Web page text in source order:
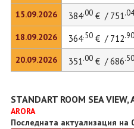
15.09.2026
18.09.2026
20.09.2026
384.00€ / 751.04
364.50€ / 712.90
351.00€ / 686.50
STANDART ROOM SEA VIEW,
ARORA
Последната актуализация на